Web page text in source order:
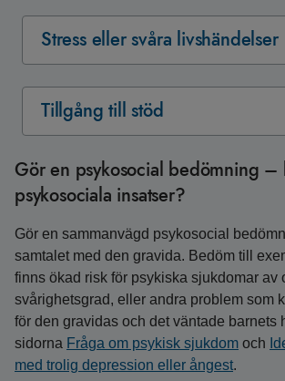
Stress eller svåra livshändelser
Tillgång till stöd
Gör en psykosocial bedömning –
psykosociala insatser?
Gör en sammanvägd psykosocial
samtalet med den gravida. Bedöm till
finns ökad risk för psykiska sjukdomar av
svårighetsgrad, eller andra problem som
för den gravidas och det väntade barnets
sidorna Fråga om psykisk sjukdom och
med trolig depression eller ångest.